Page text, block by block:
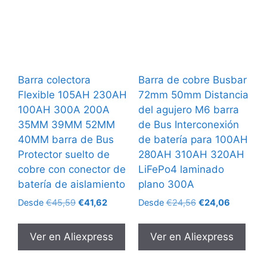
Barra colectora
Flexible 105AH 230AH
100AH 300A 200A
35MM 39MM 52MM
40MM barra de Bus
Protector suelto de
cobre con conector de
batería de aislamiento
Desde €45,59 El
original
era:
€45,59.
€41,62El
actual
es:
€41,62.
Ver en Aliexpress
Barra de cobre Busbar
72mm 50mm Distancia
del agujero M6 barra
de Bus Interconexión
de batería para 100AH
280AH 310AH 320AH
LiFePo4 laminado
plano 300A
Desde€24,56 El
original
era:
€24,56.
€24,06El
actual
es:
€24,06.
Ver en Aliexpress